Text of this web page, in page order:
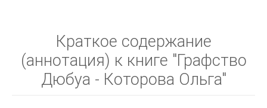
Краткое содержание
(аннотация) к книге "Графство
Дюбуа - Которова Ольга"